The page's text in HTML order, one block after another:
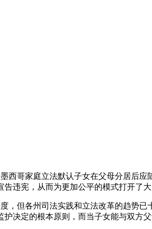
西哥家庭立法默认子女在父母分居后
告违宪，从而为更加公平的模式打开
，但各州司法实践和立法改革的趋势
护决定的根本原则，而当子女能与双方